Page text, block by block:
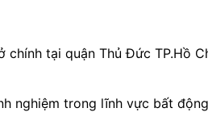
tại quận Thủ Đức TP.Hồ
nghiệm trong lĩnh vực bất